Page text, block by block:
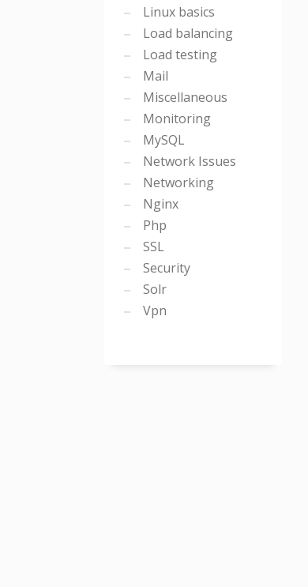
Linux basics
Load balancing
Load testing
Mail
Miscellaneous
Monitoring
MySQL
Network Issues
Networking
Nginx
Php
SSL
Security
Solr
Vpn